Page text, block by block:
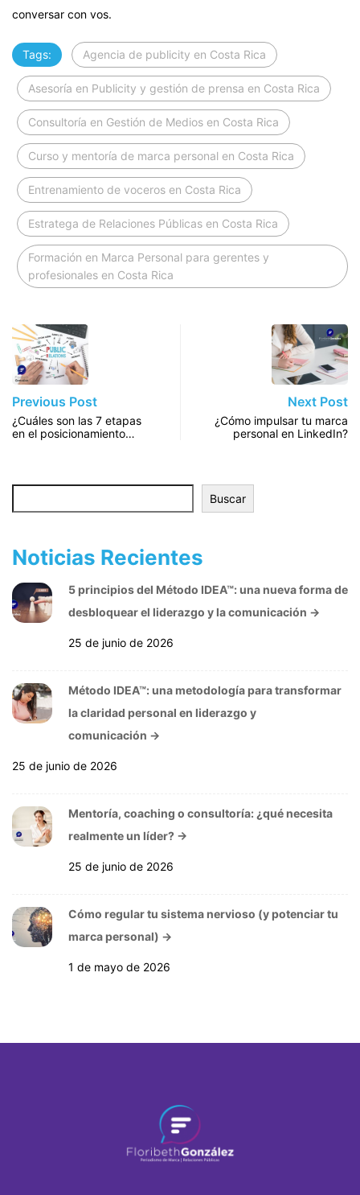
conversar con vos.
Tags: Agencia de publicity en Costa Rica
Asesoría en Publicity y gestión de prensa en Costa Rica
Consultoría en Gestión de Medios en Costa Rica
Curso y mentoría de marca personal en Costa Rica
Entrenamiento de voceros en Costa Rica
Estratega de Relaciones Públicas en Costa Rica
Formación en Marca Personal para gerentes y
profesionales en Costa Rica
Previous Post
¿Cuáles son las 7 etapas
en el posicionamiento…
Next Post
¿Cómo impulsar tu marca
personal en LinkedIn?
Buscar
Noticias Recientes
5 principios del Método IDEA™: una nueva forma de
desbloquear el liderazgo y la comunicación →
25 de junio de 2026
Método IDEA™: una metodología para transformar
la claridad personal en liderazgo y
comunicación →
25 de junio de 2026
Mentoría, coaching o consultoría: ¿qué necesita
realmente un líder? →
25 de junio de 2026
Cómo regular tu sistema nervioso (y potenciar tu
marca personal) →
1 de mayo de 2026